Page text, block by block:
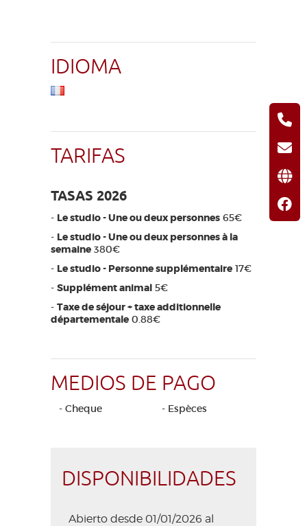
IDIOMA
TARIFAS
TASAS 2026
- Le studio - Une ou deux personnes 65€
- Le studio - Une ou deux personnes à la
semaine 380€
- Le studio - Personne supplémentaire 17€
- Supplément animal 5€
- Taxe de séjour + taxe additionnelle
départementale 0.88€
MEDIOS DE PAGO
- Cheque - Espèces
DISPONIBILIDADES
Abierto desde 01/01/2026 al